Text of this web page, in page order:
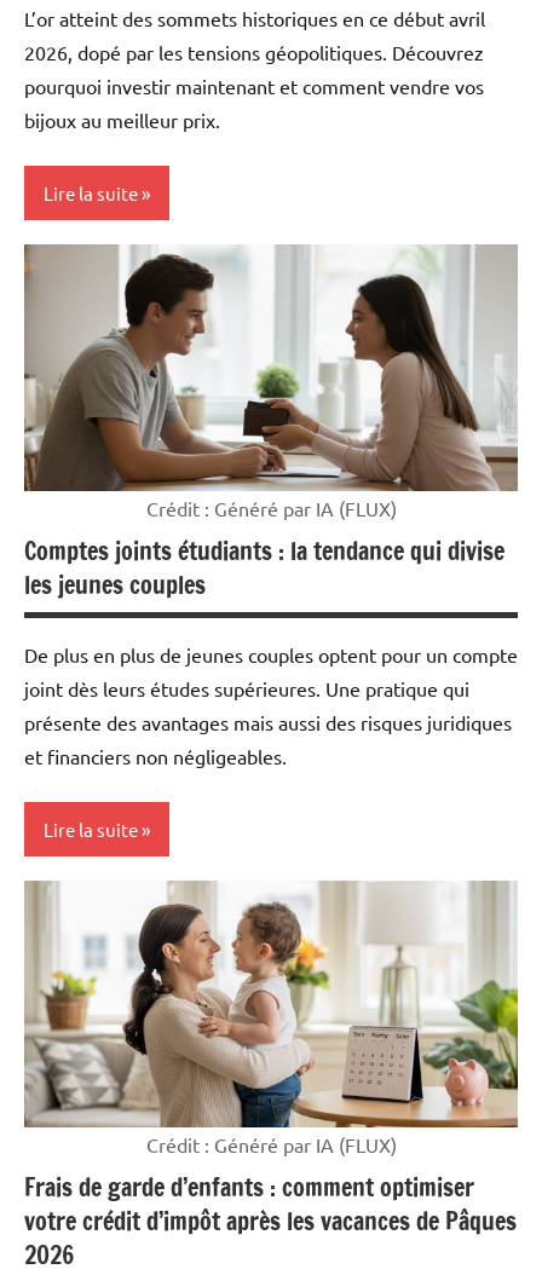
L’or atteint des sommets historiques en ce début avril
2026, dopé par les tensions géopolitiques. Découvrez
pourquoi investir maintenant et comment vendre vos
bijoux au meilleur prix.
Lire la suite
Crédit : Généré par IA (FLUX)
Comptes joints étudiants : la tendance qui divise
les jeunes couples
De plus en plus de jeunes couples optent pour un compte
joint dès leurs études supérieures. Une pratique qui
présente des avantages mais aussi des risques juridiques
et financiers non négligeables.
Lire la suite
argent
Crédit : Généré par IA (FLUX)
Frais de garde d’enfants : comment optimiser
votre crédit d’impôt après les vacances de Pâques
2026